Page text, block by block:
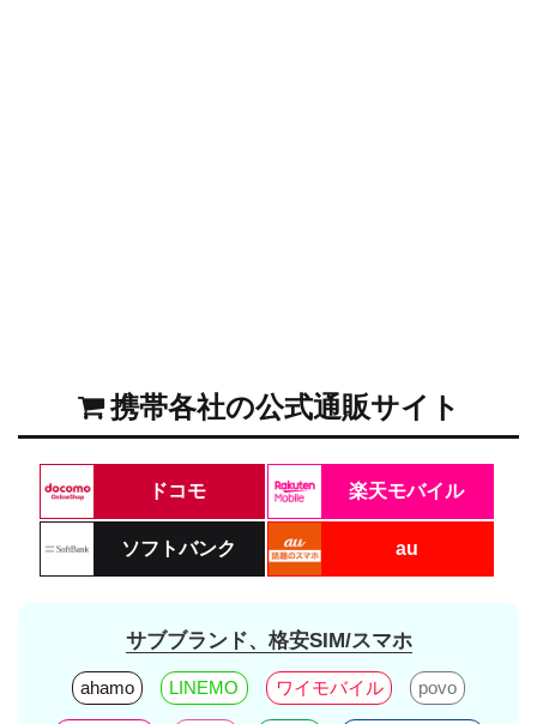
携帯各社の公式通販サイト
ドコモ 楽天モバイル
ソフトバンク au
サブブランド、格安SIM/スマホ
ahamo LINEMO ワイモバイル povo